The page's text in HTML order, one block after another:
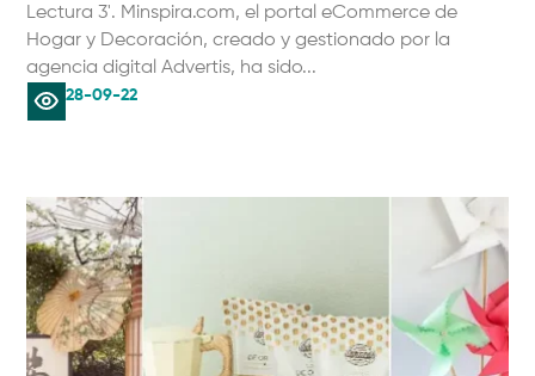
Lectura 3'. Minspira.com, el portal eCommerce de
Hogar y Decoración, creado y gestionado por la
agencia digital Advertis, ha sido...
28-09-22